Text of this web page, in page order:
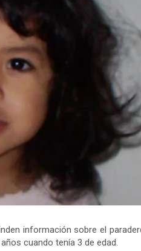
información sobre el
cuando tenía 3 de edad.